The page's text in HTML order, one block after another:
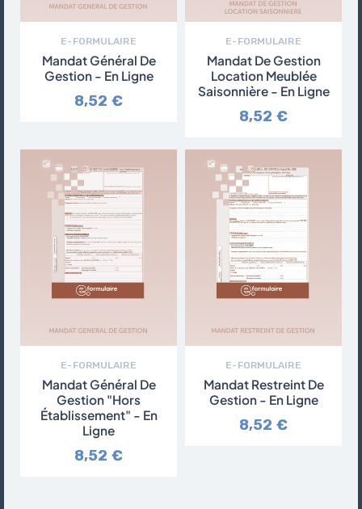
E-FORMULAIRE
Mandat Général De
Gestion - En Ligne
8,52 €
E-FORMULAIRE
Mandat De Gestion
Location Meublée
Saisonnière - En Ligne
8,52 €
E-FORMULAIRE
Mandat Général De
Gestion "hors
Établissement" - En
Ligne
8,52 €
E-FORMULAIRE
Mandat Restreint De
Gestion - En Ligne
8,52 €